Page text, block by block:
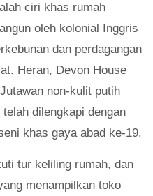
ciri khas rumah
oleh kolonial Inggris
dan perdagangan
Heran, Devon House
non-kulit putih
dilengkapi dengan
khas gaya abad ke-19.
tur keliling rumah, dan
menampilkan toko